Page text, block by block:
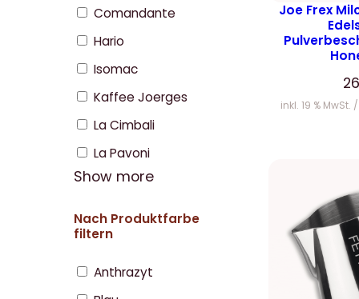
Comandante
Hario
Isomac
Kaffee Joerges
La Cimbali
La Pavoni
Show more
Nach Produktfarbe
filtern
Anthrazyt
Joe Frex
inkl. 19 % MwSt.